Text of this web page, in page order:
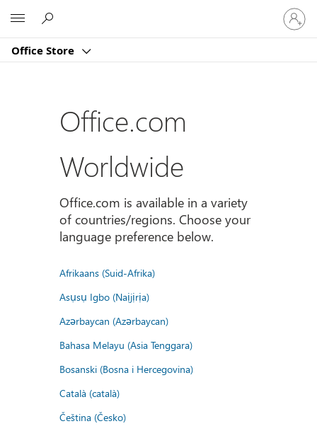
Office Store
Sign
in
to
account
Office.com
Worldwide
Office.com is available in a variety
of countries/regions. Choose your
language preference below.
Afrikaans (Suid-Afrika)
Asụsụ Igbo (Naịjịrịa)
Azərbaycan (Azərbaycan)
Bahasa Melayu (Asia Tenggara)
Bosanski (Bosna i Hercegovina)
Català (català)
Čeština (Česko)